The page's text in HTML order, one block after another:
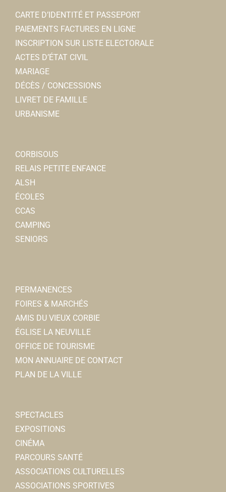
CARTE D’IDENTITÉ ET PASSEPORT
PAIEMENTS FACTURES EN LIGNE
INSCRIPTION SUR LISTE ELECTORALE
ACTES D’ÉTAT CIVIL
MARIAGE
DÉCÈS / CONCESSIONS
LIVRET DE FAMILLE
URBANISME
CORBISOUS
RELAIS PETITE ENFANCE
ALSH
ÉCOLES
CCAS
CAMPING
SENIORS
PERMANENCES
FOIRES & MARCHÉS
AMIS DU VIEUX CORBIE
ÉGLISE LA NEUVILLE
OFFICE DE TOURISME
MON ANNUAIRE DE CONTACT
PLAN DE LA VILLE
SPECTACLES
EXPOSITIONS
CINÉMA
PARCOURS SANTÉ
ASSOCIATIONS CULTURELLES
ASSOCIATIONS SPORTIVES